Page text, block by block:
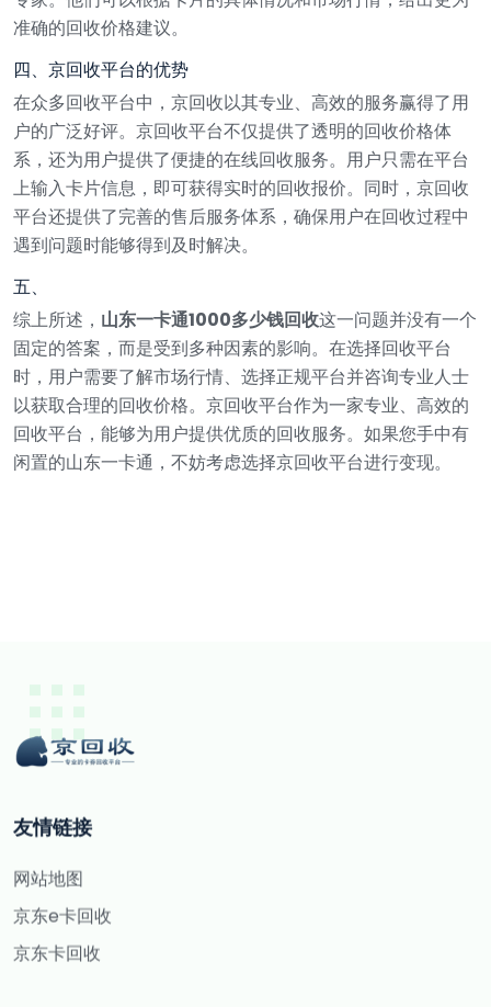
准确的回收价格建议。
四、京回收平台的优势
在众多回收平台中，京回收以其专业、高效的服务赢得了用
户的广泛好评。京回收平台不仅提供了透明的回收价格体
系，还为用户提供了便捷的在线回收服务。用户只需在平台
上输入卡片信息，即可获得实时的回收报价。同时，京回收
平台还提供了完善的售后服务体系，确保用户在回收过程中
遇到问题时能够得到及时解决。
五、
综上所述， 山东一卡通1000多少钱回收这一问题并没有一个
固定的答案，而是受到多种因素的影响。在选择回收平台
时，用户需要了解市场行情、选择正规平台并咨询专业人士
以获取合理的回收价格。京回收平台作为一家专业、高效的
回收平台，能够为用户提供优质的回收服务。如果您手中有
闲置的山东一卡通，不妨考虑选择京回收平台进行变现。
友情链接
网站地图
京东e卡回收
京东卡回收